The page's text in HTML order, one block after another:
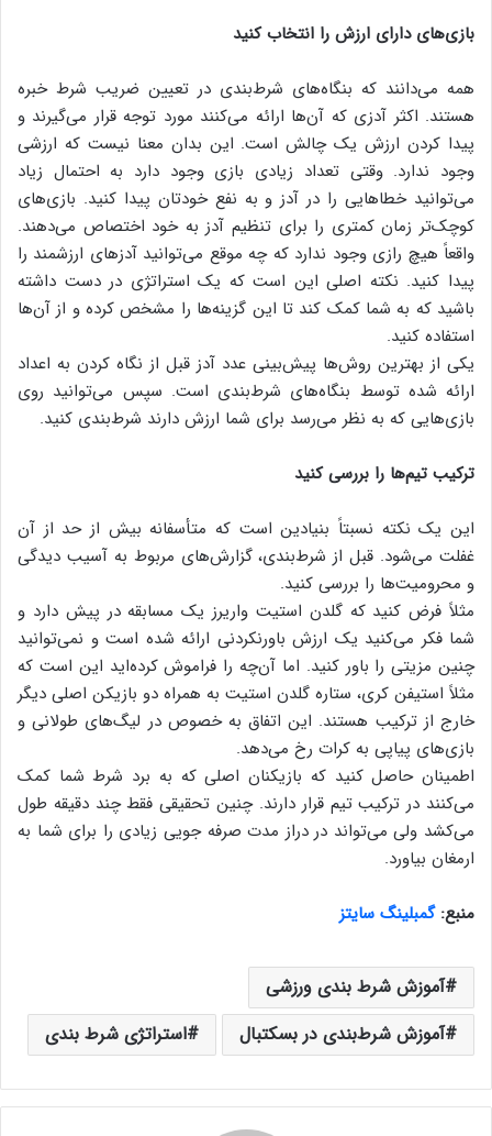
بازی‌های دارای ارزش را انتخاب کنید
همه می‌دانند که بنگاه‌های شرط‌بندی در تعیین ضریب شرط خبره
هستند. اکثر آدزی که آن‌ها ارائه می‌کنند مورد توجه قرار می‌گیرند و
پیدا کردن ارزش یک چالش است. این بدان معنا نیست که ارزشی
وجود ندارد. وقتی تعداد زیادی بازی وجود دارد به احتمال زیاد
می‌توانید خطاهایی را در آدز و به نفع خودتان پیدا کنید. بازی‌های
کوچک‌تر زمان کمتری را برای تنظیم آدز به خود اختصاص می‌دهند.
واقعاً هیچ رازی وجود ندارد که چه موقع می‌توانید آدزهای ارزشمند را
پیدا کنید. نکته اصلی این است که یک استراتژی در دست داشته
باشید که به شما کمک ‌کند تا این گزینه‌ها را مشخص کرده و از آن‌ها
استفاده کنید.
یکی از بهترین روش‌ها پیش‌بینی عدد آدز قبل از نگاه کردن به اعداد
ارائه شده توسط بنگاه‌های شرط‌بندی است. سپس می‌توانید روی
بازی‌هایی که به نظر می‌رسد برای شما ارزش دارند شرط‌بندی کنید.
ترکیب تیم‌ها را بررسی کنید
این یک نکته نسبتاً بنیادین است که متأسفانه بیش از حد از آن
غفلت می‌شود. قبل از شرط‌بندی، گزارش‌های مربوط به آسیب دیدگی
و محرومیت‌ها را بررسی کنید.
مثلاً فرض کنید که گلدن استیت واریرز یک مسابقه در پیش دارد و
شما فکر می‌کنید یک ارزش باورنکردنی ارائه شده است و نمی‌توانید
چنین مزیتی را باور کنید. اما آن‌چه را فراموش کرده‌اید این است که
مثلاً استیفن کری، ستاره گلدن استیت به همراه دو بازیکن اصلی دیگر
خارج از ترکیب هستند. این اتفاق به خصوص در لیگ‌های طولانی و
بازی‌های پیاپی به کرات رخ می‌دهد.
اطمینان حاصل کنید که بازیکنان اصلی که به برد شرط شما کمک
می‌کنند در ترکیب تیم قرار دارند. چنین تحقیقی فقط چند دقیقه طول
می‌کشد ولی می‌تواند در دراز مدت صرفه جویی زیادی را برای شما به
ارمغان بیاورد.
منبع:گمبلینگ سایتز
آموزش شرط بندی ورزشی
آموزش شرط‌بندی در بسکتبال
استراتژی شرط بندی